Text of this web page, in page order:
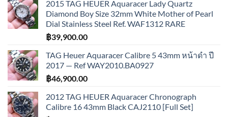
2015 TAG HEUER Aquaracer Lady Quartz
Diamond Boy Size 32mm White Mother of Pearl
Dial Stainless Steel Ref. WAF1312 RARE
฿39,900.00
TAG Heuer Aquaracer Calibre 5 43mm หน้าดำ ปี
2017 — Ref WAY2010.BA0927
฿46,900.00
2012 TAG HEUER Aquaracer Chronograph
Calibre 16 43mm Black CAJ2110 [Full Set]